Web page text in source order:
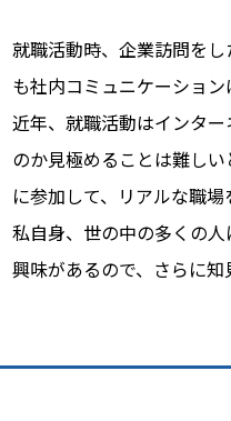
就職活動時、企業訪問を
も社内コミュニケーショ
近年、就職活動はインタ
のか見極めることは難し
に参加して、リアルな職場
私自身、世の中の多くの
興味があるので、さらに知